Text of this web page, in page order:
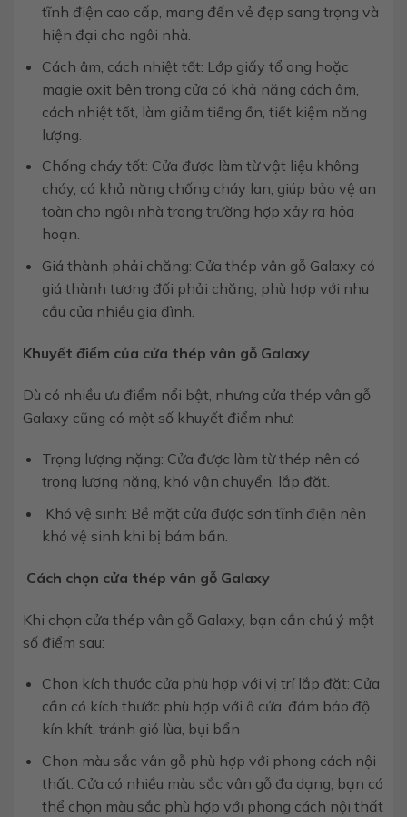
tĩnh điện cao cấp, mang đến vẻ đẹp sang trọng và
hiện đại cho ngôi nhà.
Cách âm, cách nhiệt tốt: Lớp giấy tổ ong hoặc
magie oxit bên trong cửa có khả năng cách âm,
cách nhiệt tốt, làm giảm tiếng ồn, tiết kiệm năng
lượng.
Chống cháy tốt: Cửa được làm từ vật liệu không
cháy, có khả năng chống cháy lan, giúp bảo vệ an
toàn cho ngôi nhà trong trường hợp xảy ra hỏa
hoạn.
Giá thành phải chăng: Cửa thép vân gỗ Galaxy có
giá thành tương đối phải chăng, phù hợp với nhu
cầu của nhiều gia đình.
Khuyết điểm của cửa thép vân gỗ Galaxy
Dù có nhiều ưu điểm nổi bật, nhưng cửa thép vân gỗ
Galaxy cũng có một số khuyết điểm như:
Trọng lượng nặng: Cửa được làm từ thép nên có
trọng lượng nặng, khó vận chuyển, lắp đặt.
Khó vệ sinh: Bề mặt cửa được sơn tĩnh điện nên
khó vệ sinh khi bị bám bẩn.
Cách chọn cửa thép vân gỗ Galaxy
Khi chọn cửa thép vân gỗ Galaxy, bạn cần chú ý một
số điểm sau:
Chọn kích thước cửa phù hợp với vị trí lắp đặt: Cửa
cần có kích thước phù hợp với ô cửa, đảm bảo độ
kín khít, tránh gió lùa, bụi bẩn
Chọn màu sắc vân gỗ phù hợp với phong cách nội
thất: Cửa có nhiều màu sắc vân gỗ đa dạng, bạn có
thể chọn màu sắc phù hợp với phong cách nội thất